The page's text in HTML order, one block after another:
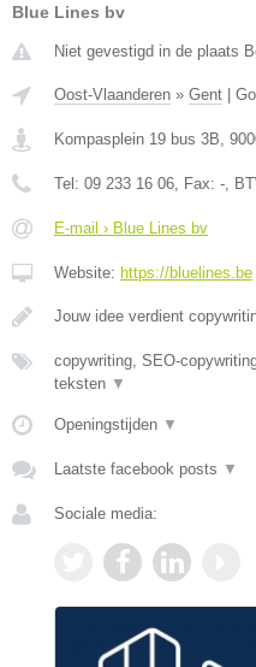
Blue Lines bv
Niet gevestigd in de plaats
Oost-Vlaanderen » Gent
Kompasplein 19 bus 3B,
Tel: 09 233 16 06, Fax: -,
E-mail › Blue Lines bv
Website: https://bluelines.be
Jouw idee verdient
copywriting, SEO-
teksten ▼
Openingstijden ▼
Laatste facebook posts ▼
Sociale media: